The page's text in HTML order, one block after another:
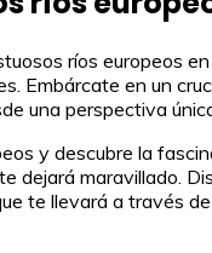
ríos europeos
Embárcate en un
una perspectiva
y descubre la
dejará maravillado.
te llevará a través